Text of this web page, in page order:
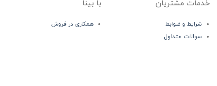
خدمات مشتریان
شرایط و ضوابط
سوالات متداول
با بینا
همکاری در فروش